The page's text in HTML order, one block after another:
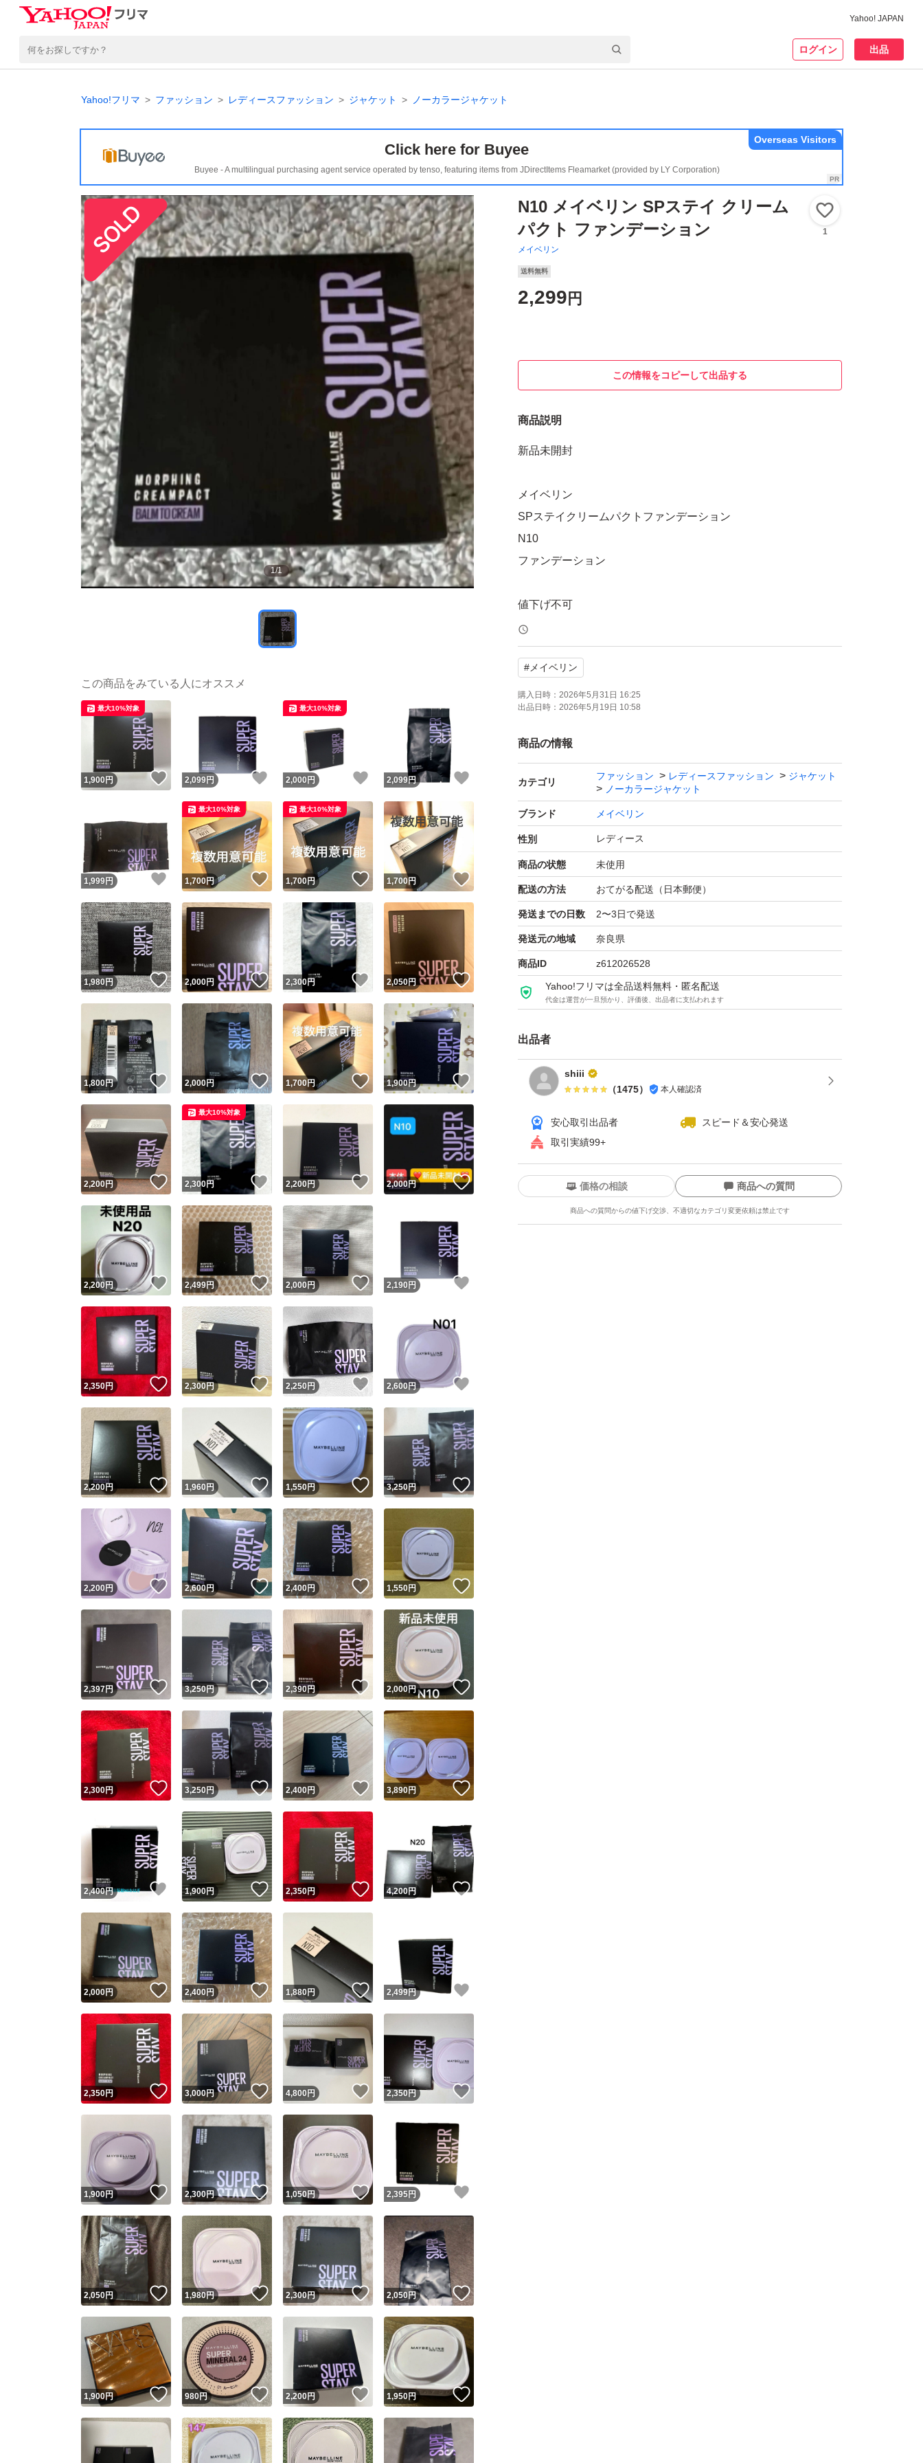
Yahoo! JAPAN
ログイン 出品
Yahoo!フリマ ファッション レディースファッション ジャケット ノーカラージャケット
Click here for Buyee
Buyee - A multilingual purchasing agent service operated by tenso, featuring items from JDirectItems Fleamarket (provided by LY Corporation)
Overseas Visitors
1/1
N10 メイベリン SPステイ クリーム
パクト ファンデーション
メイベリン
1
送料無料
2,299 円
この情報をコピーして出品する
商品説明
新品未開封
メイベリン
SPステイクリームパクトファンデーション
N10
ファンデーション
値下げ不可
即購入◎
発送の際はプチプチなどの暖和剤に包まず、本体のまま封筒に入
れて発送します。ご理解のある方のみご購入よろしくお願いいた
します。
# メイベリン
購入日時： 2026年5月31日 16:25
出品日時： 2026年5月19日 10:58
商品の情報
カテゴリ
ファッション レディースファッション
ジャケット
ノーカラージャケット
ブランド メイベリン
性別 レディース
商品の状態 未使用
配送の方法 おてがる配送（日本郵便）
発送までの日数 2〜3日で発送
発送元の地域 奈良県
商品ID z612026528
Yahoo!フリマは全品送料無料・匿名配送
代金は運営が一旦預かり、評価後、出品者に支払われます
出品者
shiii
（1475） 本人確認済
安心取引出品者
スピード＆安心発送
取引実績99+
ユーザーの実績について
Yahoo!フリマが定めた一定の基準を満たしたユーザーにバッジを付与しています
安心取引出品者
安心取引出品者 Yahoo!フリマの基準をクリアした安心・安全なユーザーです
取引実績
取引実績◯+ このユーザーはYahoo!フリマの取引を完了させた実績があります
他フリマ実績◯+ このユーザーは他フリマサービスでの取引実績があります
スピード&安心発送
※このバッジは実績に基づく表示であり、発送を保証しているものではありません
スピード＆安心発送
このユーザーは高頻度で24時間以内＆設定した発送日数内に発送してい
ます
スピード発送 このユーザーは高頻度で24時間以内に発送しています
安心発送 このユーザーは設定した発送日数内に発送しています
価格の相談 商品への質問
商品への質問からの値下げ交渉、不適切なカテゴリ変更依頼は禁止です
この商品の情報をコピーします
商品画像の 無断転載は禁止されています
コピーは1商品につき1回
出品ページへ
キャンセル
この商品をみている人にオススメ
1,900円 いいね！
最大10%対象
2,099円 いいね！
2,000 円 いいね！
最大10%対象
2,099円
1,999円 いいね！
1,700円 いいね！
最大10%対象
1,700円 いいね！
最大10%対象
1,700円
1,980円 いいね！
2,000円 いいね！
2,300円 いいね！
2,050円
1,800円 いいね！
2,000円 いいね！
1,700円 いいね！
1,900円
2,200円 いいね！
2,300円 いいね！
最大10%対象
2,200円 いいね！
2,000円 いいね！
2,200円 いいね！
2,499円 いいね！
2,000円 いいね！
2,190 円
2,350円 いいね！
2,300円 いいね！
2,250円 いいね！
2,600円
2,200円 いいね！
1,960円 いいね！
1,550円 いいね！
3,250円
2,200円 いいね！
2,600円 いいね！
2,400円 いいね！
1,550円
2,397円 いいね！
3,250円 いいね！
2,390円 いいね！
2,000円
2,300円 いいね！
3,250円 いいね！
2,400円 いいね！
3,890円 いいね！
2,400円 いいね！
1,900円 いいね！
2,350円 いいね！
4,200円 いいね！
2,000円 いいね！
2,400円 いいね！
1,880円 いいね！
2,499円
2,350円 いいね！
3,000円 いいね！
4,800円 いいね！
2,350 円 いいね！
1,900円 いいね！
2,300円 いいね！
1,050円 いいね！
2,395円
2,050円 いいね！
1,980円 いいね！
2,300円 いいね！
2,050円 いいね！
1,900円 いいね！
980円 いいね！
2,200円 いいね！
1,950円